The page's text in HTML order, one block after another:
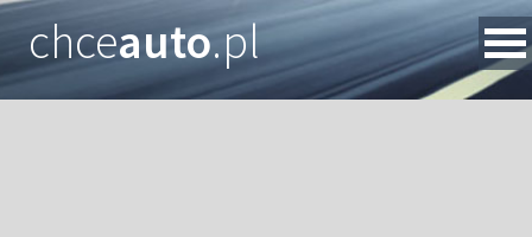
chceauto.pl